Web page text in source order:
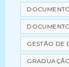
GESTÃO DE